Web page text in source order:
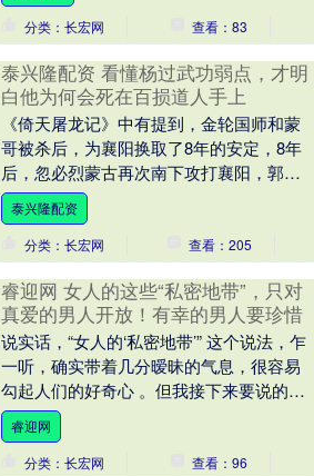
分类：长宏网
查看：83
泰兴隆配资 看懂杨过武功弱点，才明
白他为何会死在百损道人手上
《倚天屠龙记》中有提到，金轮国师和蒙
哥被杀后，为襄阳换取了8年的安定，8年
后，忽必烈蒙古再次南下攻打襄阳，郭靖
号召江湖群雄前来助阵。 在江湖众人齐心
协力下，苦苦....
泰兴隆配资
分类：长宏网
查看：205
睿迎网 女人的这些“私密地带”，只对
真爱的男人开放！有幸的男人要珍惜
说实话，“女人的‘私密地带’” 这个说法，乍
一听，确实带着几分暧昧的气息，很容易
勾起人们的好奇心 。但我接下来要说的，
绝非仅仅停留在表面那些浅显的含义。 这
里所....
睿迎网
分类：长宏网
查看：96